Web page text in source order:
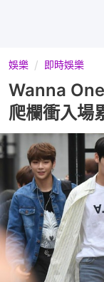
娛樂 即時娛樂
Wanna
爬欄衝入場